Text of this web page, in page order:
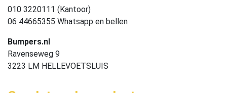
010 3220111 (Kantoor)
06 44665355 Whatsapp en bellen
Bumpers.nl
Ravenseweg 9
3223 LM HELLEVOETSLUIS